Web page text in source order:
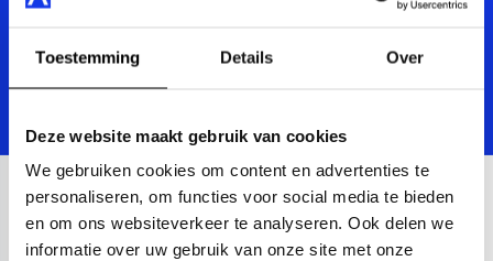
Toestemming Details Over
Deze website maakt gebruik van cookies
We gebruiken cookies om content en advertenties te
personaliseren, om functies voor social media te bieden
en om ons websiteverkeer te analyseren. Ook delen we
informatie over uw gebruik van onze site met onze
Audi A3
Sportback 40 TFSIe Advanced